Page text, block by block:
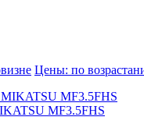
Цены: по
MF3.5FHS